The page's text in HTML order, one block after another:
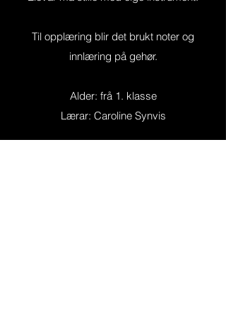
Til opplæring blir det brukt noter og
innlæring på gehør.
Alder: frå 1. klasse
Lærar: Caroline Synvis